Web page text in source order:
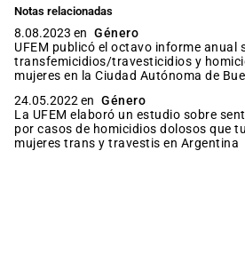
Notas relacionadas
8.08.2023 en Género
UFEM publicó el octavo informe anual
transfemicidios/travesticidios y
mujeres en la Ciudad Autónoma de
24.05.2022 en Género
La UFEM elaboró un estudio sobre
por casos de homicidios dolosos que
mujeres trans y travestis en Argentina